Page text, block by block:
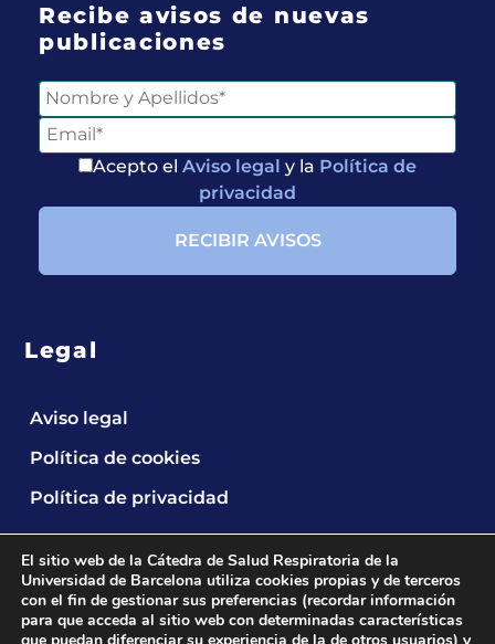
Recibe avisos de nuevas
publicaciones
Acepto el Aviso legal y la Política de
privacidad
Legal
Aviso legal
Política de cookies
Política de privacidad
El sitio web de la Cátedra de Salud Respiratoria de la
Universidad de Barcelona utiliza cookies propias y de terceros
con el fin de gestionar sus preferencias (recordar información
para que acceda al sitio web con determinadas características